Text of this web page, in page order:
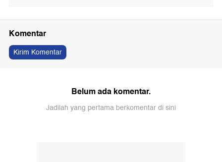
Komentar
Kirim Komentar
Belum ada komentar.
Jadilah yang pertama berkomentar di sini